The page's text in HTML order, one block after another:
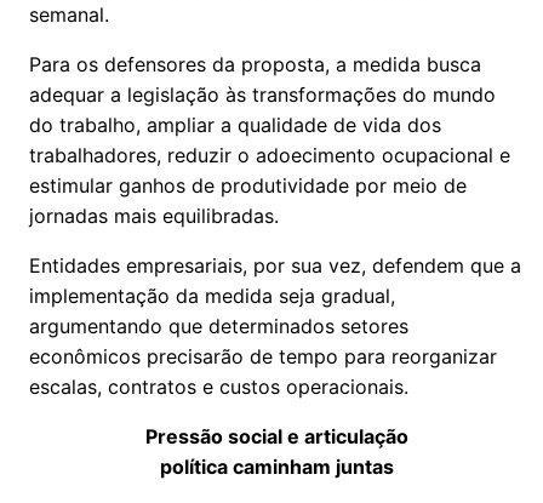
semanal.
Para os defensores da proposta, a medida busca
adequar a legislação às transformações do mundo
do trabalho, ampliar a qualidade de vida dos
trabalhadores, reduzir o adoecimento ocupacional e
estimular ganhos de produtividade por meio de
jornadas mais equilibradas.
Entidades empresariais, por sua vez, defendem que a
implementação da medida seja gradual,
argumentando que determinados setores
econômicos precisarão de tempo para reorganizar
escalas, contratos e custos operacionais.
Pressão social e articulação
política caminham juntas